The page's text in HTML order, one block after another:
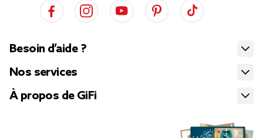
Besoin d’aide ?
Nos services
À propos de GiFi